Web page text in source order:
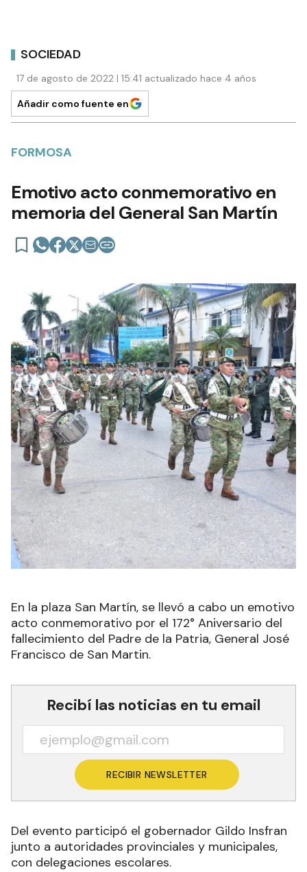
SOCIEDAD
17 de agosto de 2022 | 15:41 actualizado hace 4 años
Añadir como fuente en
FORMOSA
Emotivo acto conmemorativo en
memoria del General San Martín
En la plaza San Martín, se llevó a cabo un emotivo
acto conmemorativo por el 172° Aniversario del
fallecimiento del Padre de la Patria, General José
Francisco de San Martin.
Recibí las noticias en tu email
RECIBIR NEWSLETTER
Del evento participó el gobernador Gildo Insfran
junto a autoridades provinciales y municipales,
con delegaciones escolares.